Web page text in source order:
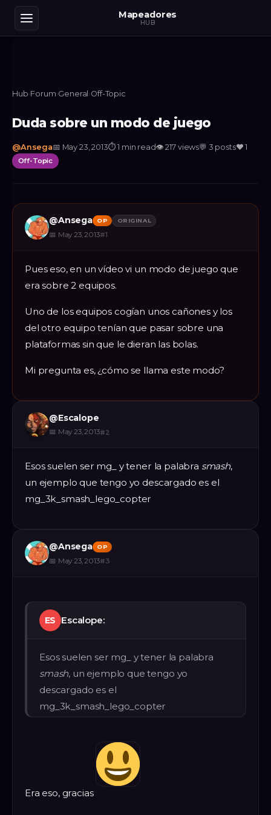
Mapeadores
HUB
Hub›Forum›General ›Off-Topic
Duda sobre un modo de juego
@Ansega📅 May 23, 2013⏱1 min read👁217 views💬 3 posts❤️1
Off-Topic
@Ansega OP ORIGINAL
📅 May 23, 2013#1
Pues eso, en un vídeo vi un modo de juego que
era sobre 2 equipos.
Uno de los equipos cogían unos cañones y los
del otro equipo tenían que pasar sobre una
plataformas sin que le dieran las bolas.
Mi pregunta es, ¿cómo se llama este modo?
@Escalope
📅 May 23, 2013#2
Esos suelen ser mg_ y tener la palabra smash,
un ejemplo que tengo yo descargado es el
mg_3k_smash_lego_copter
@Ansega OP
📅 May 23, 2013#3
ES Escalope:
Esos suelen ser mg_ y tener la palabra
smash, un ejemplo que tengo yo
descargado es el
mg_3k_smash_lego_copter
Era eso, gracias